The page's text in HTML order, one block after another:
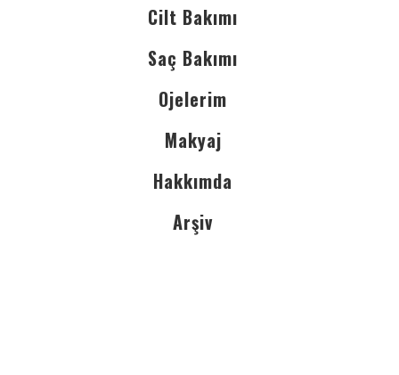
Cilt Bakımı
Saç Bakımı
Ojelerim
Makyaj
Hakkımda
Arşiv